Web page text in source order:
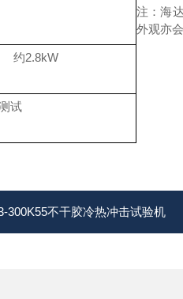
约2.8kW
试
注：海
外观亦
300K55不干胶冷热冲击试验机